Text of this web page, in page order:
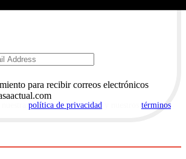
para recibir correos electrónicos
política de privacidad
términos